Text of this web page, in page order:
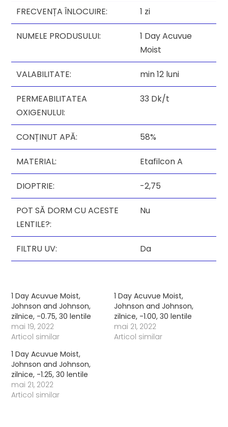
FRECVENȚA ÎNLOCUIRE: 1 zi
NUMELE PRODUSULUI:
1 Day Acuvue
Moist
VALABILITATE: min 12 luni
PERMEABILITATEA
OXIGENULUI:
33 Dk/t
CONȚINUT APĂ: 58%
MATERIAL: Etafilcon A
DIOPTRIE: -2,75
POT SĂ DORM CU ACESTE
LENTILE?:
Nu
FILTRU UV: Da
1 Day Acuvue Moist,
Johnson and Johnson,
zilnice, -0.75, 30 lentile
mai 19, 2022
Articol similar
1 Day Acuvue Moist,
Johnson and Johnson,
zilnice, -1.00, 30 lentile
mai 21, 2022
Articol similar
1 Day Acuvue Moist,
Johnson and Johnson,
zilnice, -1.25, 30 lentile
mai 21, 2022
Articol similar